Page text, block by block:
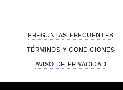
PREGUNTAS FRECUENTES
TÉRMINOS Y CONDICIONES
AVISO DE PRIVACIDAD